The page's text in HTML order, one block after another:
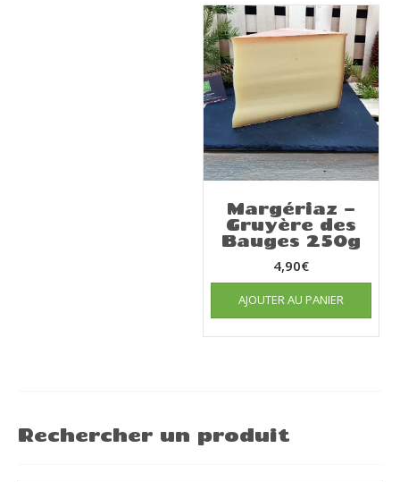
Margériaz –
Gruyère des
Bauges 250g
4,90€
AJOUTER AU PANIER
Rechercher un produit